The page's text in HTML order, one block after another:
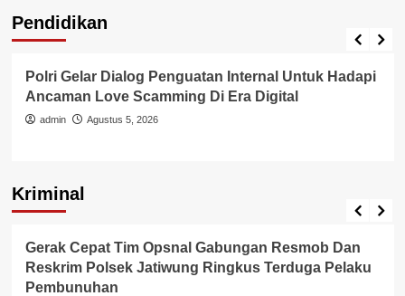
Pendidikan
Pendidikan
Polri Gelar Dialog Penguatan Internal Untuk Hadapi
Ancaman Love Scamming Di Era Digital
admin Agustus 5, 2026
Kriminal
Berita Polisi
Gerak Cepat Tim Opsnal Gabungan Resmob Dan
Reskrim Polsek Jatiwung Ringkus Terduga Pelaku
Pembunuhan